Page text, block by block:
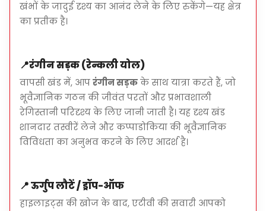
महत्वपूर्ण नोट्स
भिन्न हो सकता है
न्यूनतम आयु: 12 वर्ष (चालक की आयु 18+ होनी चाहिए)
सुरक्षा प्राथमिकता है - हेलमेट और मार्गदर्शन प्रदान किए
जाते हैं
खंभों के जादुई दृश्य का आनंद लेने के लिए रुकेंगे—यह क्षेत्र
का प्रतीक है।
📍रंगीन सड़क (रेन्कली योल)
वापसी खंड में, आप रंगीन सड़क के साथ यात्रा करते हैं, जो
भूवैज्ञानिक गठन की जीवंत परतों और प्रभावशाली
रेगिस्तानी परिदृश्य के लिए जानी जाती है। यह दृश्य खंड
शानदार तस्वीरें लेने और कप्पाडोकिया की भूवैज्ञानिक
विविधता का अनुभव करने के लिए आदर्श है।
📍ऊर्गुप लौटें / ड्रॉप-ऑफ
हाइलाइट्स की खोज के बाद, एटीवी की सवारी आपको